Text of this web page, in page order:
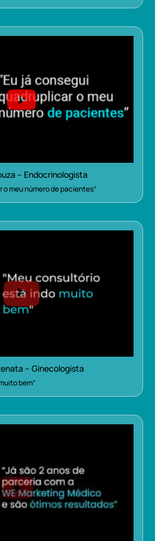
– Endocrinologista
o meu número de pacientes”
– Ginecologista
bem”